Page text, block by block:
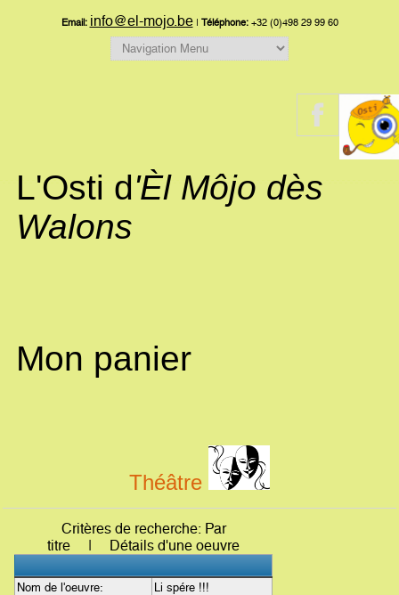
Email: info@el-mojo.be| Téléphone:+32 (0)498 29 99 60
L'Osti d'Èl Môjo dès
Walons
Mon panier
Théâtre
Critères de recherche: Par
titre | Détails d'une oeuvre
Nom de l'oeuvre:
Li spére !!!